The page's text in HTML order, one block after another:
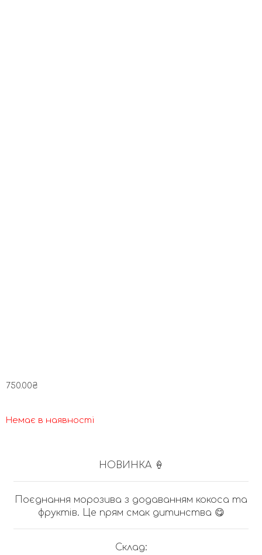
750.00₴
Немає в наявності
НОВИНКА 🍦
Поєднання морозива з додаванням кокоса та
фруктів. Це прям смак дитинства 😋
Склад: